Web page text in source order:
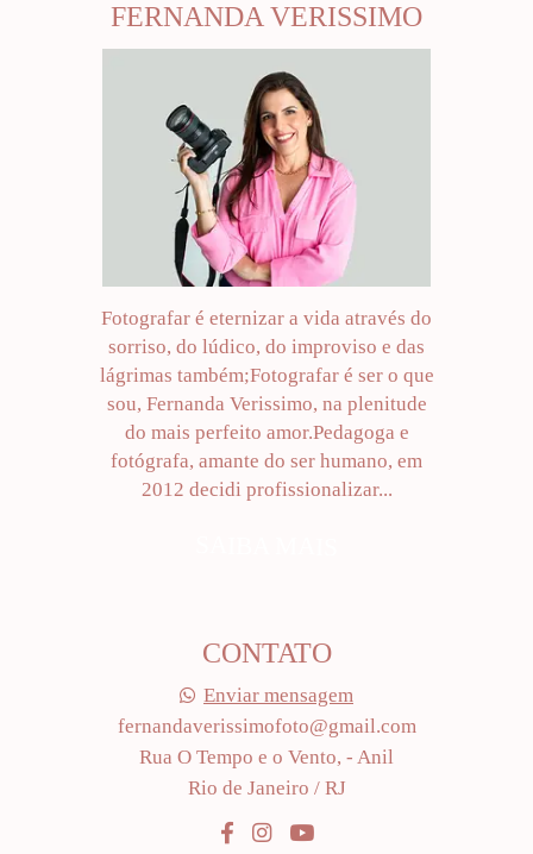
FERNANDA VERISSIMO
Fotografar é eternizar a vida através do
sorriso, do lúdico, do improviso e das
lágrimas também;Fotografar é ser o que
sou, Fernanda Verissimo, na plenitude
do mais perfeito amor.Pedagoga e
fotógrafa, amante do ser humano, em
2012 decidi profissionalizar...
CONTATO
Enviar mensagem
fernandaverissimofoto@gmail.com
Rua O Tempo e o Vento, - Anil
Rio de Janeiro / RJ